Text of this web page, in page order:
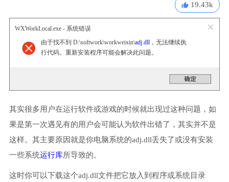
19.43k
WXWorkLocal.exe - 系统错误
由于找不到 D:\softwork\workweixin\adj.dll，无法继续执
行代码。重新安装程序可能会解决此问题。
其实很多用户在运行软件或游戏的时候就出现过这种问题，如
果是第一次遇见有的用户会可能认为软件出错了，其实并不是
这样。其主要原因就是你电脑系统的adj.dll丢失了或没有安装
一些系统运行库所导致的。
这时你可以下载这个adj.dll文件把它放入到程序或系统目录